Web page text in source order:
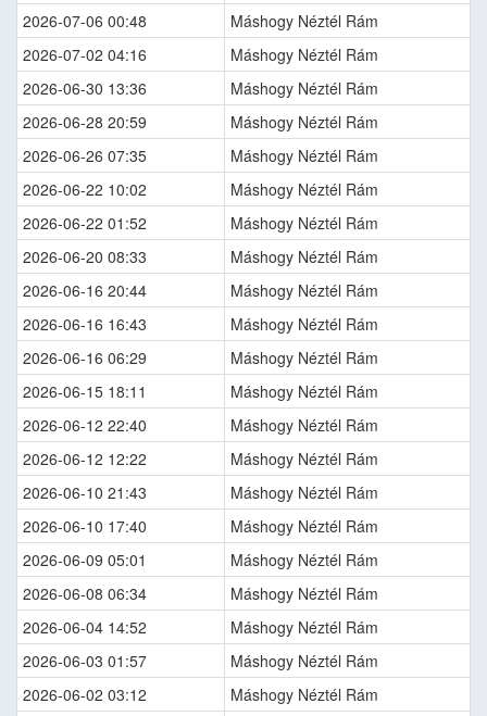
2026-07-06 00:48
Máshogy Néztél Rám
2026-07-02 04:16
Máshogy Néztél Rám
2026-06-30 13:36
Máshogy Néztél Rám
2026-06-28 20:59
Máshogy Néztél Rám
2026-06-26 07:35
Máshogy Néztél Rám
2026-06-22 10:02
Máshogy Néztél Rám
2026-06-22 01:52
Máshogy Néztél Rám
2026-06-20 08:33
Máshogy Néztél Rám
2026-06-16 20:44
Máshogy Néztél Rám
2026-06-16 16:43
Máshogy Néztél Rám
2026-06-16 06:29
Máshogy Néztél Rám
2026-06-15 18:11
Máshogy Néztél Rám
2026-06-12 22:40
Máshogy Néztél Rám
2026-06-12 12:22
Máshogy Néztél Rám
2026-06-10 21:43
Máshogy Néztél Rám
2026-06-10 17:40
Máshogy Néztél Rám
2026-06-09 05:01
Máshogy Néztél Rám
2026-06-08 06:34
Máshogy Néztél Rám
2026-06-04 14:52
Máshogy Néztél Rám
2026-06-03 01:57
Máshogy Néztél Rám
2026-06-02 03:12
Máshogy Néztél Rám